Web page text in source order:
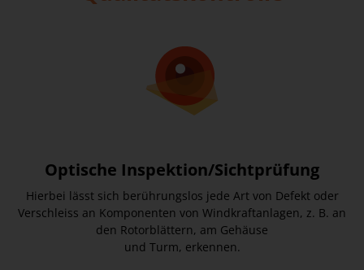
Optische Inspektion/Sichtprüfung
Hierbei lässt sich berührungslos jede Art von Defekt oder
Verschleiss an Komponenten von Windkraftanlagen, z. B. an
den Rotorblättern, am Gehäuse
und Turm, erkennen.